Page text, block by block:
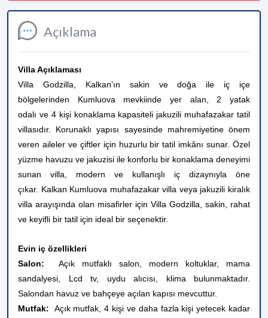
Açıklama
Villa Açıklaması
Villa Godzilla, Kalkan’ın sakin ve doğa ile iç içe
bölgelerinden Kumluova mevkiinde yer alan, 2 yatak
odalı ve 4 kişi konaklama kapasiteli jakuzili muhafazakar tatil
villasıdır. Korunaklı yapısı sayesinde mahremiyetine önem
veren aileler ve çiftler için huzurlu bir tatil imkânı sunar. Özel
yüzme havuzu ve jakuzisi ile konforlu bir konaklama deneyimi
sunan villa, modern ve kullanışlı iç dizaynıyla öne
çıkar. Kalkan Kumluova muhafazakar villa veya jakuzili kiralık
villa arayışında olan misafirler için Villa Godzilla, sakin, rahat
ve keyifli bir tatil için ideal bir seçenektir.
Evin iç özellikleri
Salon:
Açık mutfaklı salon, modern koltuklar, mama
sandalyesi, Lcd tv, uydu alıcısı, klima bulunmaktadır.
Salondan havuz ve bahçeye açılan kapısı mevcuttur.
Mutfak:
Açık mutfak, 4 kişi ve daha fazla kişi yetecek kadar